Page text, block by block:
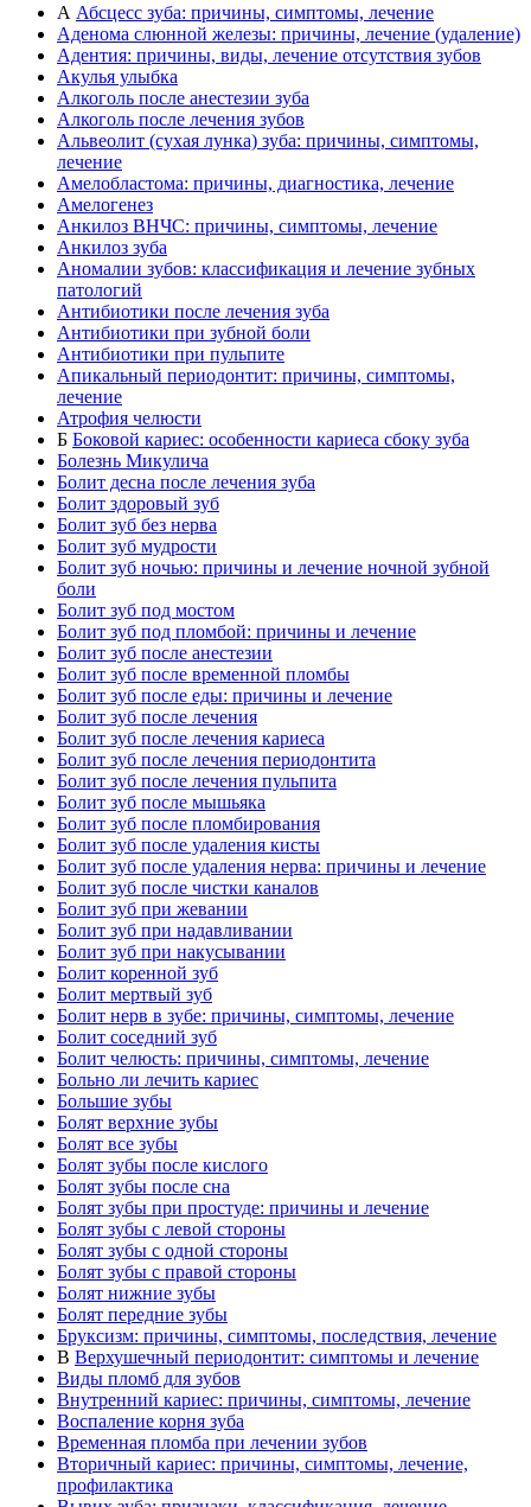
А Абсцесс зуба: причины, симптомы, лечение
Аденома слюнной железы: причины, лечение (удаление)
Адентия: причины, виды, лечение отсутствия зубов
Акулья улыбка
Алкоголь после анестезии зуба
Алкоголь после лечения зубов
Альвеолит (сухая лунка) зуба: причины, симптомы,
лечение
Амелобластома: причины, диагностика, лечение
Амелогенез
Анкилоз ВНЧС: причины, симптомы, лечение
Анкилоз зуба
Аномалии зубов: классификация и лечение зубных
патологий
Антибиотики после лечения зуба
Антибиотики при зубной боли
Антибиотики при пульпите
Апикальный периодонтит: причины, симптомы,
лечение
Атрофия челюсти
Б Боковой кариес: особенности кариеса сбоку зуба
Болезнь Микулича
Болит десна после лечения зуба
Болит здоровый зуб
Болит зуб без нерва
Болит зуб мудрости
Болит зуб ночью: причины и лечение ночной зубной
боли
Болит зуб под мостом
Болит зуб под пломбой: причины и лечение
Болит зуб после анестезии
Болит зуб после временной пломбы
Болит зуб после еды: причины и лечение
Болит зуб после лечения
Болит зуб после лечения кариеса
Болит зуб после лечения периодонтита
Болит зуб после лечения пульпита
Болит зуб после мышьяка
Болит зуб после пломбирования
Болит зуб после удаления кисты
Болит зуб после удаления нерва: причины и лечение
Болит зуб после чистки каналов
Болит зуб при жевании
Болит зуб при надавливании
Болит зуб при накусывании
Болит коренной зуб
Болит мертвый зуб
Болит нерв в зубе: причины, симптомы, лечение
Болит соседний зуб
Болит челюсть: причины, симптомы, лечение
Больно ли лечить кариес
Большие зубы
Болят верхние зубы
Болят все зубы
Болят зубы после кислого
Болят зубы после сна
Болят зубы при простуде: причины и лечение
Болят зубы с левой стороны
Болят зубы с одной стороны
Болят зубы с правой стороны
Болят нижние зубы
Болят передние зубы
Бруксизм: причины, симптомы, последствия, лечение
В Верхушечный периодонтит: симптомы и лечение
Виды пломб для зубов
Внутренний кариес: причины, симптомы, лечение
Воспаление корня зуба
Временная пломба при лечении зубов
Вторичный кариес: причины, симптомы, лечение,
профилактика